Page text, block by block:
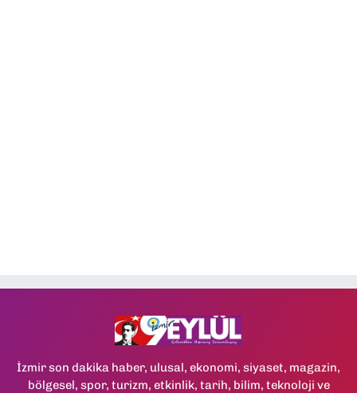
İzmir son dakika haber, ulusal, ekonomi, siyaset, magazin,
bölgesel, spor, turizm, etkinlik, tarih, bilim, teknoloji ve